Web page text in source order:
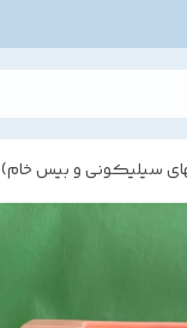
سیلیکونی و بیس خام)